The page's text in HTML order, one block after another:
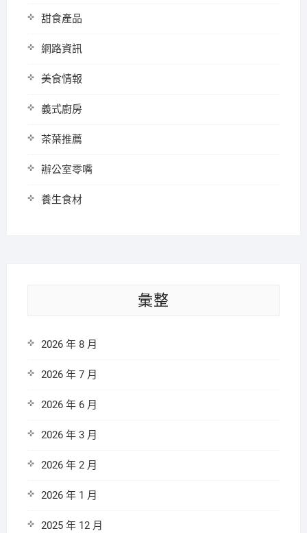
甜食產品
網路資訊
美食情報
義式廚房
茶葉推薦
辦公室零嘴
養生食材
彙整
2026 年 8 月
2026 年 7 月
2026 年 6 月
2026 年 3 月
2026 年 2 月
2026 年 1 月
2025 年 12 月